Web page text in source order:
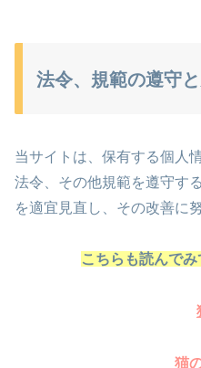
法令、規範の遵守
当サイトは、保有する個人
法令、その他規範を遵守す
を適宜見直し、その改善に
こちらも読んで
猫